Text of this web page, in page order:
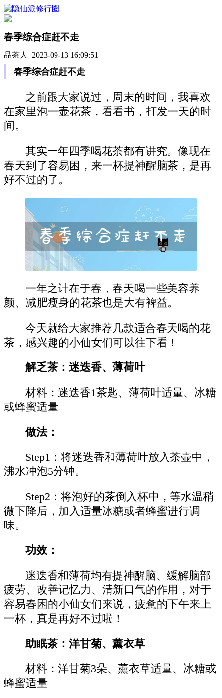
春季综合症赶不走
品茶人 2023-09-13 16:09:51
春季综合症赶不走
之前跟大家说过，周末的时间，我喜欢
在家里泡一壶花茶，看看书，打发一天的时
间。
其实一年四季喝花茶都有讲究。像现在
春天到了容易困，来一杯提神醒脑茶，是再
好不过的了。
一年之计在于春，春天喝一些美容养
颜、减肥瘦身的花茶也是大有裨益。
今天就给大家推荐几款适合春天喝的花
茶，感兴趣的小仙女们可以往下看！
解乏茶：迷迭香、薄荷叶
材料：迷迭香1茶匙、薄荷叶适量、冰糖
或蜂蜜适量
做法：
Step1：将迷迭香和薄荷叶放入茶壶中，
沸水冲泡5分钟。
Step2：将泡好的茶倒入杯中，等水温稍
微下降后，加入适量冰糖或者蜂蜜进行调
味。
功效：
迷迭香和薄荷均有提神醒脑、缓解脑部
疲劳、改善记忆力、清新口气的作用，对于
容易春困的小仙女们来说，疲惫的下午来上
一杯，真是再好不过啦！
助眠茶：洋甘菊、薰衣草
材料：洋甘菊3朵、薰衣草适量、冰糖或
蜂蜜适量